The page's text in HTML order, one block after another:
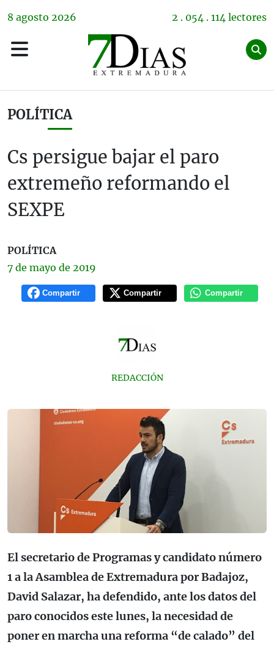
8 agosto 2026 2 . 054 . 114 lectores
POLÍTICA
Cs persigue bajar el paro
extremeño reformando el
SEXPE
POLÍTICA
7 de mayo de 2019
Compartir Compartir Compartir
REDACCIÓN
El secretario de Programas y candidato número
1 a la Asamblea de Extremadura por Badajoz,
David Salazar, ha defendido, ante los datos del
paro conocidos este lunes, la necesidad de
poner en marcha una reforma “de calado” del